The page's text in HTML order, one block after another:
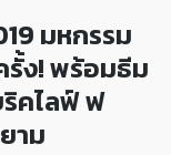
มหกรรม
รั้ง! พร้อมธีม
ริคไลฟ์ ฟ
าม